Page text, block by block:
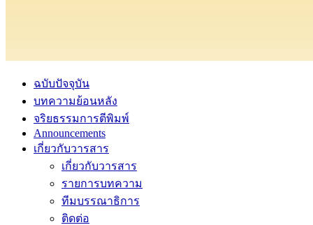
ฉบับปัจจุบัน
บทความย้อนหลัง
จริยธรรมการตีพิมพ์
Announcements
เกี่ยวกับวารสาร
เกี่ยวกับวารสาร
รายการบทความ
ทีมบรรณาธิการ
ติดต่อ